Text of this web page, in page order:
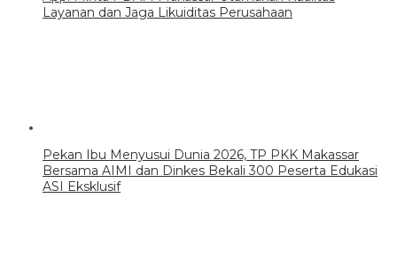
Layanan dan Jaga Likuiditas Perusahaan
Pekan Ibu Menyusui Dunia 2026, TP PKK Makassar
Bersama AIMI dan Dinkes Bekali 300 Peserta Edukasi
ASI Eksklusif